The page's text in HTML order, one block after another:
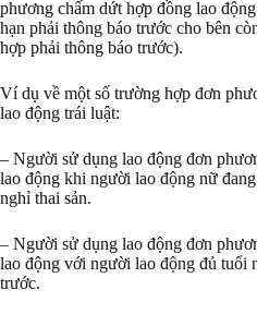
phương chấm dứt hợp đồng lao
hạn phải thông báo trước cho bên
hợp phải thông báo trước).
Ví dụ về một số trường hợp đơn
lao động trái luật:
– Người sử dụng lao động đơn
lao động khi người lao động nữ
nghỉ thai sản.
– Người sử dụng lao động đơn
lao động với người lao động đủ tuổi
trước.